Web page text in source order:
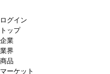
ログイン
トップ
企業
業界
商品
マーケット